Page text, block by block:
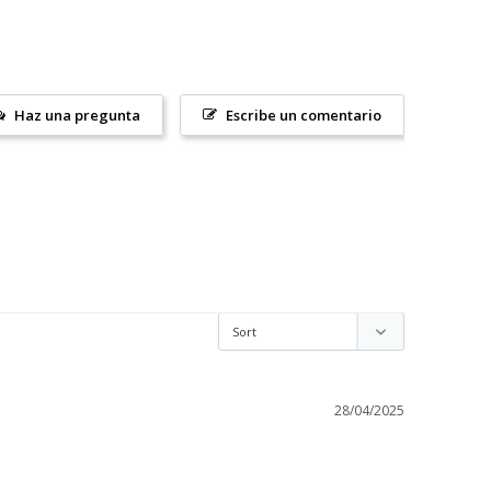
Escribe un comentario
Haz una pregunta
28/04/2025